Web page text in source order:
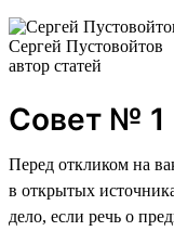
Сергей Пустовойтов
автор статей
Совет № 1
Перед откликом на
в открытых
дело, если речь о